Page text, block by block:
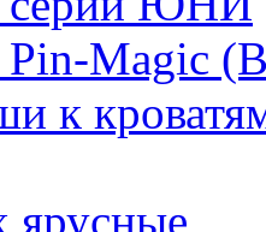
Pin-Magic
к
ярусные